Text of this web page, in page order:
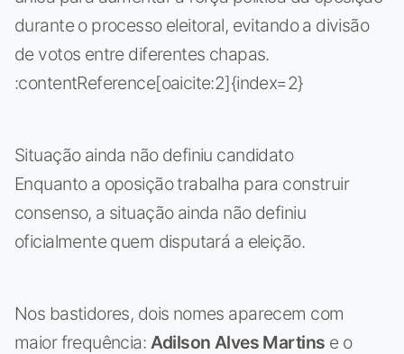
durante o processo eleitoral, evitando a divisão
de votos entre diferentes chapas.
:contentReference[oaicite:2]{index=2}
Situação ainda não definiu candidato
Enquanto a oposição trabalha para construir
consenso, a situação ainda não definiu
oficialmente quem disputará a eleição.
Nos bastidores, dois nomes aparecem com
maior frequência: Adilson Alves Martins e o